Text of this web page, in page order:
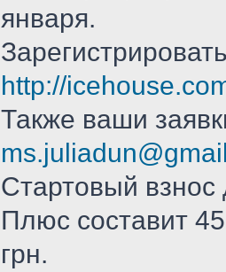
января.
http://
Также ваши
Стартовый взнос
Плюс составит
грн.